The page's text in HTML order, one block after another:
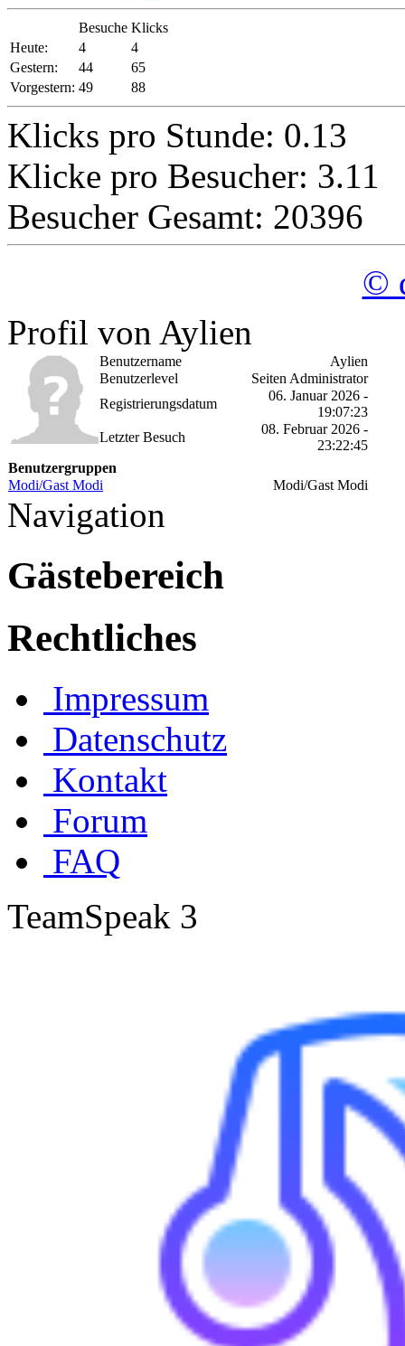
Besuche Klicks
Heute:
4
4
Gestern:
44
65
Vorgestern: 49 88
Klicks pro Stunde: 0.13
Klicke pro Besucher: 3.11
Besucher Gesamt: 20396
©
Profil von Aylien
Benutzername
Aylien
Benutzerlevel
Seiten Administrator
Registrierungsdatum
06. Januar 2026 -
19:07:23
Letzter Besuch
08. Februar 2026 -
23:22:45
Benutzergruppen
Modi/Gast Modi
Modi/Gast Modi
Navigation
Gästebereich
Rechtliches
Impressum
Datenschutz
Kontakt
Forum
FAQ
TeamSpeak 3